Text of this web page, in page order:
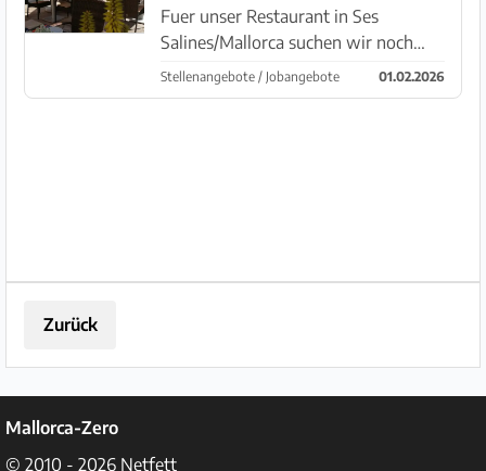
Fuer unser Restaurant in Ses
Salines/Mallorca suchen wir noch
Verstärkung Fuer die kommende
Saison. Du hast Erfahrung in der
Stellenangebote / Jobangebote 01.02.2026
Zurück
Mallorca-Zero
© 2010 - 2026 Netfett